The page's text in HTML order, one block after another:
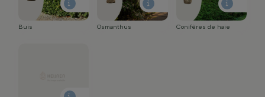
Buis Osmanthus Conifères de haie